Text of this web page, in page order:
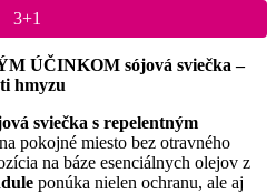
3+1
ÚČINKOM sójová sviečka –
hmyzu
sviečka s repelentným
na pokojné miesto bez otravného
na báze esenciálnych olejov z
ponúka nielen ochranu, ale aj